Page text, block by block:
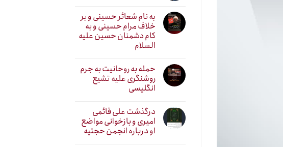
به نام شعائر حسینی و بر
خلاف مرام حسینی و به
کام دشمنان حسین علیه
السلام
حمله به روحانیت به جرم
روشنگری علیه تشیع
انگلیسی
درگذشت علی قائمی
امیری و بازخوانی مواضع
او درباره انجمن حجتیه